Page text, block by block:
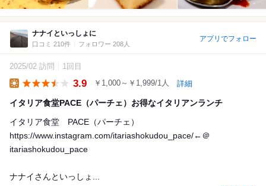
ナナイといっしょに
口コミ 210件 フォロワー 208人
アプリでフォロー
2025/02 訪問 1回目
3.9 ￥1,000～￥1,999/1人 詳細
イタリア食堂PACE（パーチェ）お得なイタリアンランチ
イタリア食堂 PACE（パーチェ）
https://www.instagram.com/itariashokudou_pace/←＠
itariashokudou_pace
ナナイさんといっしょ...